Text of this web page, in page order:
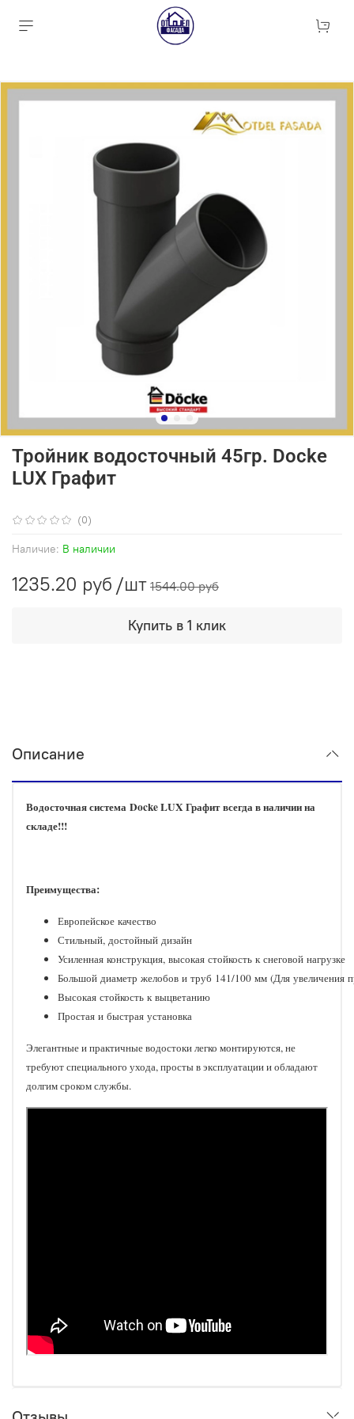
(0)
Наличие: В наличии
Тройник водосточный 45гр. Docke
LUX Графит
1235.20 руб /шт 1544.00 руб
Купить в 1 клик
Описание
Водосточная система Docke LUX Графитвсегда в наличии на
складе!!!
Преимущества:
Европейское качество
Стильный, достойный дизайн
Усиленная конструкция, высокая стойкость к снеговой нагрузке
Большой диаметр желобов и труб 141/100 мм (Для увеличения
Высокая стойкость к выцветанию
Простая и быстрая установка​
Элегантные и практичные водостоки легко монтируются, не
требуют специального ухода, просты в эксплуатации и обладают
долгим сроком службы.